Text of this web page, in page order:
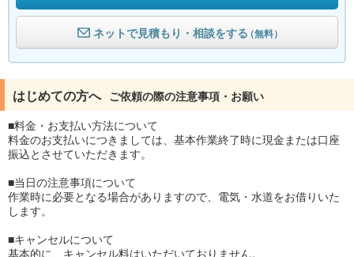
ネットで見積もり・相談をする（無料）
はじめての方へ ご依頼の際の注意事項・お願い
■料金・お支払い方法について
料金のお支払いにつきましては、基本作業終了時に現金または口座
振込とさせていただきます。
■当日の注意事項について
作業時に必要となる場合がありますので、電気・水道をお借りいた
します。
■キャンセルについて
基本的に、キャンセル料はいただいておりません。